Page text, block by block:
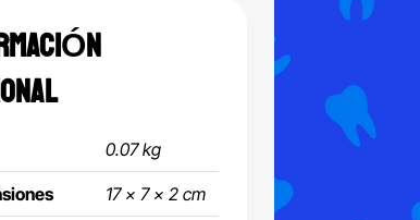
0.07 kg
17 × 7 × 2 cm